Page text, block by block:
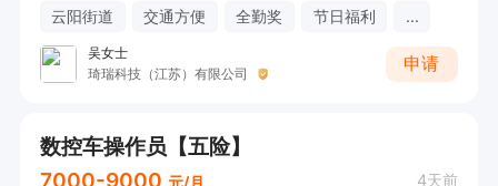
云阳街道 交通方便 全勤奖 节日福利 ...
吴女士
琦瑞科技（江苏）有限公司
申请
数控车操作员【五险】
7000-9000 元/月 4天前